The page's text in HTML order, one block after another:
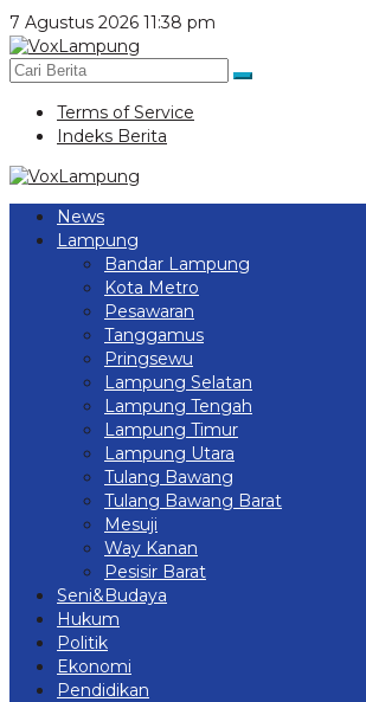
Lewati
ke
konten
7 Agustus 2026 11:38 pm
Terms of Service
Indeks Berita
News
Lampung
Bandar Lampung
Kota Metro
Pesawaran
Tanggamus
Pringsewu
Lampung Selatan
Lampung Tengah
Lampung Timur
Lampung Utara
Tulang Bawang
Tulang Bawang Barat
Mesuji
Way Kanan
Pesisir Barat
Seni&Budaya
Hukum
Politik
Ekonomi
Pendidikan